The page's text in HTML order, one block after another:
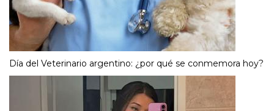
Día del Veterinario argentino: ¿por qué se conmemora hoy?